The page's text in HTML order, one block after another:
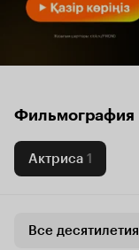
Фильмография
Актриса 1
Все десятилетия